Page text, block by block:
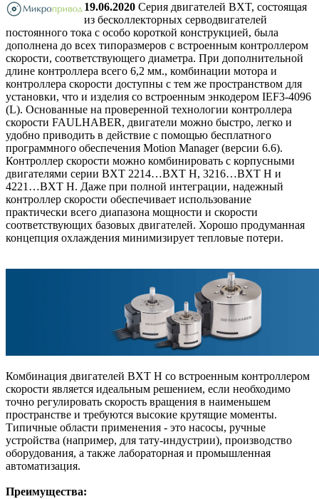
19.06.2020 Серия двигателей BXT, состоящая
из бесколлекторных серводвигателей
постоянного тока с особо короткой конструкцией, была
дополнена до всех типоразмеров с встроенным контроллером
скорости, соответствующего диаметра. При дополнительной
длине контроллера всего 6,2 мм., комбинации мотора и
контроллера скорости доступны с тем же пространством для
установки, что и изделия со встроенным энкодером IEF3-4096
(L). Основанные на проверенной технологии контроллера
скорости FAULHABER, двигатели можно быстро, легко и
удобно приводить в действие с помощью бесплатного
программного обеспечения Motion Manager (версии 6.6).
Контроллер скорости можно комбинировать с корпусными
двигателями серии BXT 2214…BXT H, 3216…BXT H и
4221…BXT H. Даже при полной интеграции, надежный
контроллер скорости обеспечивает использование
практически всего диапазона мощности и скорости
соответствующих базовых двигателей. Хорошо продуманная
концепция охлаждения минимизирует тепловые потери.
Комбинация двигателей BXT H со встроенным контроллером
скорости является идеальным решением, если необходимо
точно регулировать скорость вращения в наименьшем
пространстве и требуются высокие крутящие моменты.
Типичные области применения - это насосы, ручные
устройства (например, для тату-индустрии), производство
оборудования, а также лабораторная и промышленная
автоматизация.
Преимущества: